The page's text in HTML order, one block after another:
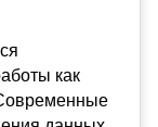
как